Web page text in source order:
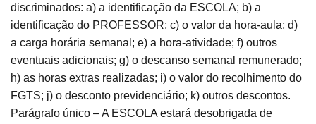
discriminados: a) a identificação da ESCOLA; b) a
identificação do PROFESSOR; c) o valor da hora-aula; d)
a carga horária semanal; e) a hora-atividade; f) outros
eventuais adicionais; g) o descanso semanal remunerado;
h) as horas extras realizadas; i) o valor do recolhimento do
FGTS; j) o desconto previdenciário; k) outros descontos.
Parágrafo único – A ESCOLA estará desobrigada de